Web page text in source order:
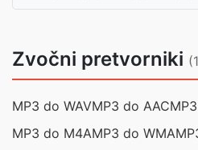
Zvočni pretvorniki
MP3 do WAVMP3 do AAC
MP3 do M4AMP3 do WMA